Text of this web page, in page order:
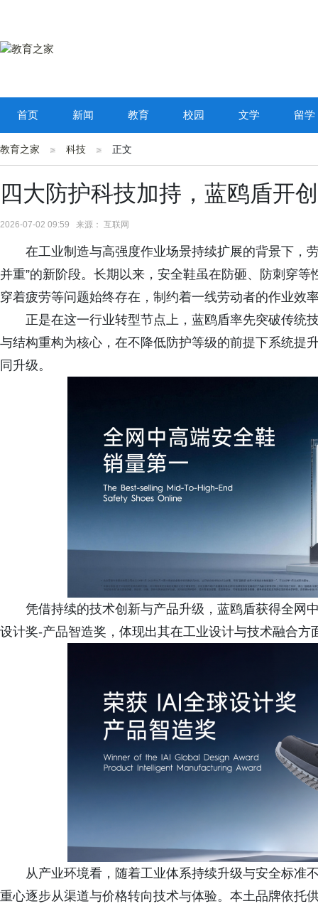
首页 新闻 教育 校园 文学 留学
教育之家 科技 正文
四大防护科技加持，蓝鸥盾开
2026-07-02 09:59 来源： 互联网
在工业制造与高强度作业场景持续扩展的背景下，
并重”的新阶段。长期以来，安全鞋虽在防砸、防刺穿
穿着疲劳等问题始终存在，制约着一线劳动者的作业效
正是在这一行业转型节点上，蓝鸥盾率先突破传统
与结构重构为核心，在不降低防护等级的前提下系统提
同升级。
凭借持续的技术创新与产品升级，蓝鸥盾获得全网
设计奖-产品智造奖，体现出其在工业设计与技术融合方
从产业环境看，随着工业体系持续升级与安全标准
重心逐步从渠道与价格转向技术与体验。本土品牌依托